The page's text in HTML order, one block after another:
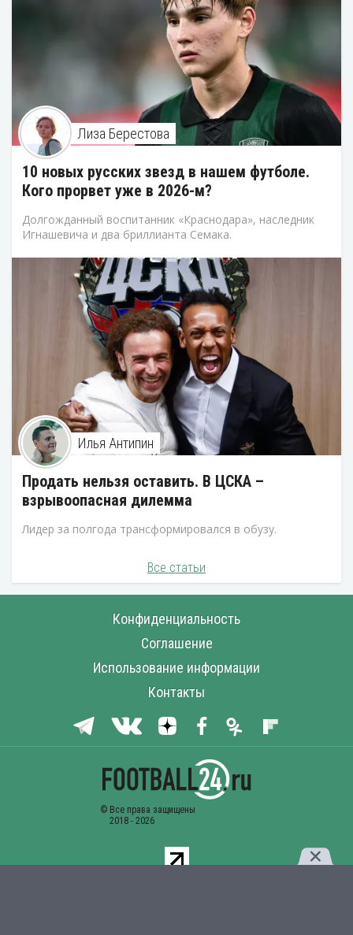
Лиза Берестова
10 новых русских звезд в нашем футболе.
Кого прорвет уже в 2026-м?
Долгожданный воспитанник «Краснодара», наследник
Игнашевича и два бриллианта Семака.
Илья Антипин
Продать нельзя оставить. В ЦСКА –
взрывоопасная дилемма
Лидер за полгода трансформировался в обузу.
Все статьи
Конфиденциальность
Соглашение
Использование информации
Контакты